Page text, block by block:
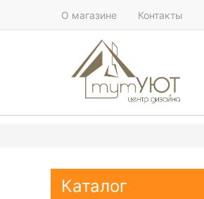
О магазине Контакты
Каталог